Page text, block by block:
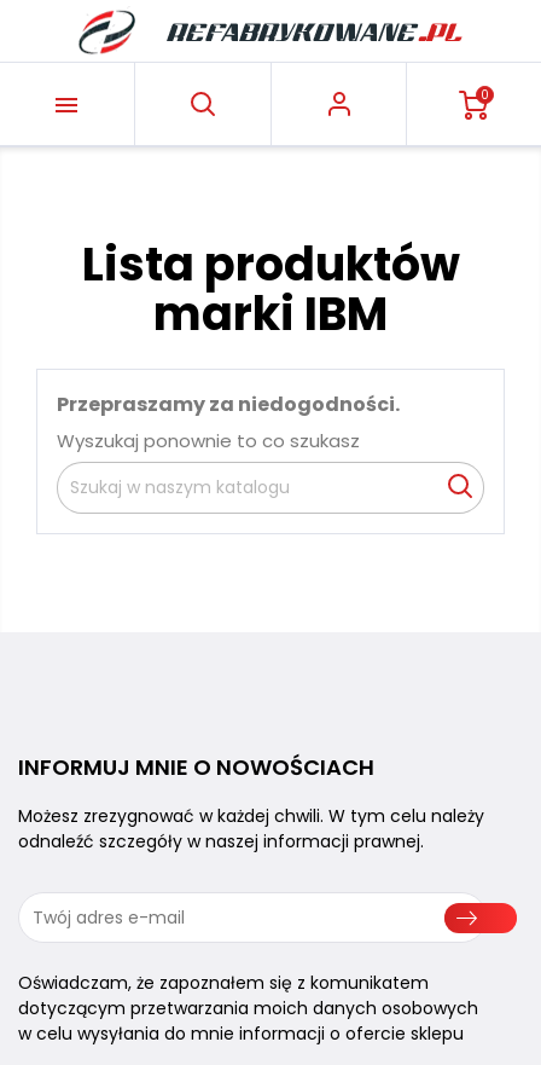
 0
Lista produktów
marki IBM
Przepraszamy za niedogodności.
Wyszukaj ponownie to co szukasz
INFORMUJ MNIE O NOWOŚCIACH
Możesz zrezygnować w każdej chwili. W tym celu należy
odnaleźć szczegóły w naszej informacji prawnej.
Oświadczam, że zapoznałem się z komunikatem
dotyczącym przetwarzania moich danych osobowych
w celu wysyłania do mnie informacji o ofercie sklepu